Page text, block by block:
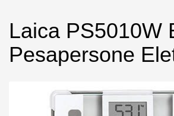
Laica PS5010W
Pesapersone